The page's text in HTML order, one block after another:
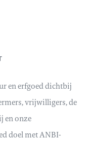
en erfgoed dichtbij
vrijwilligers, de
en onze
doel met ANBI-